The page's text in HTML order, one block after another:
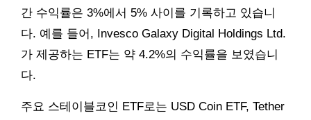
간 수익률은 3%에서 5% 사이를 기록하고 있습니
다. 예를 들어, Invesco Galaxy Digital Holdings Ltd.
가 제공하는 ETF는 약 4.2%의 수익률을 보였습니
다.
주요 스테이블코인 ETF로는 USD Coin ETF, Tether